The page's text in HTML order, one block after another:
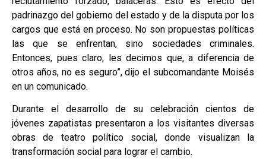
padrinazgo del gobierno del estado y de la disputa por los
cargos que está en proceso. No son propuestas políticas
las que se enfrentan, sino sociedades criminales.
Entonces, pues claro, les decimos que, a diferencia de
otros años, no es seguro”, dijo el subcomandante Moisés
en un comunicado.
Durante el desarrollo de su celebración cientos de
jóvenes zapatistas presentaron a los visitantes diversas
obras de teatro político social, donde visualizan la
transformación social para lograr el cambio.